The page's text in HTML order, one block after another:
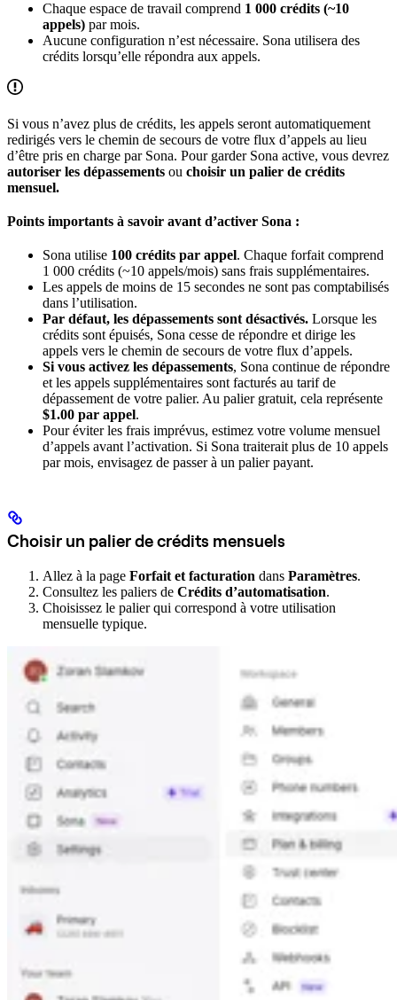
Chaque espace de travail comprend 1 000 crédits (~10
appels) par mois.
Aucune configuration n’est nécessaire. Sona utilisera des
crédits lorsqu’elle répondra aux appels.
Si vous n’avez plus de crédits, les appels seront automatiquement
redirigés vers le chemin de secours de votre flux d’appels au lieu
d’être pris en charge par Sona. Pour garder Sona active, vous devrez
autoriser les dépassements ou choisir un palier de crédits
mensuel.
Points importants à savoir avant d’activer Sona :
Sona utilise 100 crédits par appel. Chaque forfait comprend
1 000 crédits (~10 appels/mois) sans frais supplémentaires.
Les appels de moins de 15 secondes ne sont pas comptabilisés
dans l’utilisation.
Par défaut, les dépassements sont désactivés. Lorsque les
crédits sont épuisés, Sona cesse de répondre et dirige les
appels vers le chemin de secours de votre flux d’appels.
Si vous activez les dépassements, Sona continue de répondre
et les appels supplémentaires sont facturés au tarif de
dépassement de votre palier. Au palier gratuit, cela représente
$1.00 par appel.
Pour éviter les frais imprévus, estimez votre volume mensuel
d’appels avant l’activation. Si Sona traiterait plus de 10 appels
par mois, envisagez de passer à un palier payant.
Choisir un palier de crédits mensuels
Allez à la page Forfait et facturation dans Paramètres.
Consultez les paliers de Crédits d’automatisation.
Choisissez le palier qui correspond à votre utilisation
mensuelle typique.